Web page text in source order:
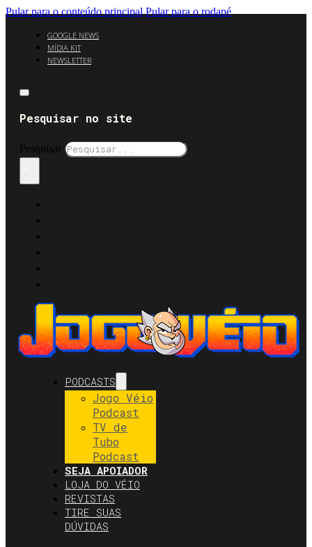
Pular para o conteúdo principal Pular para o rodapé
GOOGLE NEWS
MÍDIA KIT
NEWSLETTER
Pesquisar no site
Pesquisar
PODCASTS
Jogo Véio
Podcast
TV de
Tubo
Podcast
SEJA APOIADOR
LOJA DO VÉIO
REVISTAS
TIRE SUAS
DÚVIDAS